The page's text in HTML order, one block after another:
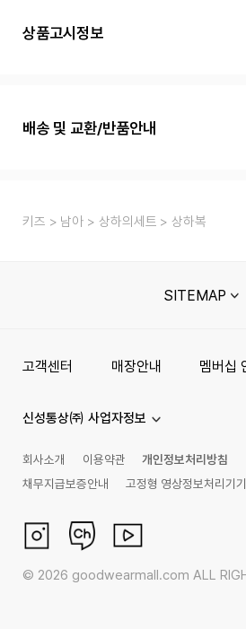
상품고시정보
배송 및 교환/반품안내
키즈 남아 상하의세트 상하복
SITEMAP
고객센터 매장안내 멤버십
신성통상㈜ 사업자정보
회사소개 이용약관
개인정보처리방침
채무지급보증안내
고정형 영상정보처리기
© 2026 goodwearmall.com ALL